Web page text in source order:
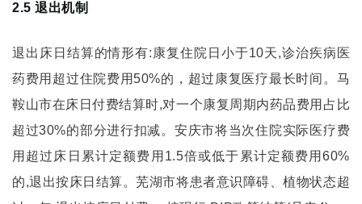
2.5 退出机制
退出床日结算的情形有:康复住院日小于10天,诊治疾病医
药费用超过住院费用50%的，超过康复医疗最长时间。马
鞍山市在床日付费结算时,对一个康复周期内药品费用占比
超过30%的部分进行扣减。安庆市将当次住院实际医疗费
用超过床日累计定额费用1.5倍或低于累计定额费用60%
的,退出按床日结算。芜湖市将患者意识障碍、植物状态超